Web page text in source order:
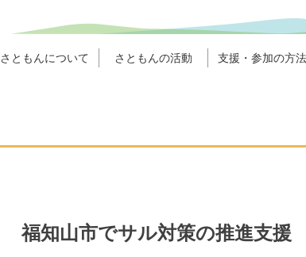
さともんについて さともんの活動 支援・参加の方法
福知山市でサル対策の推進支援